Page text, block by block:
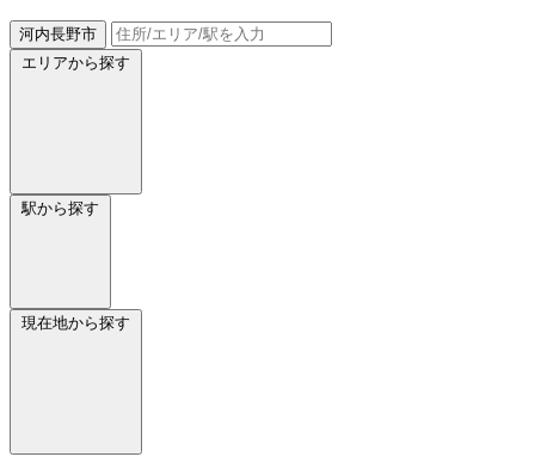
河内長野市
エリアから探す
駅から探す
現在地から探す